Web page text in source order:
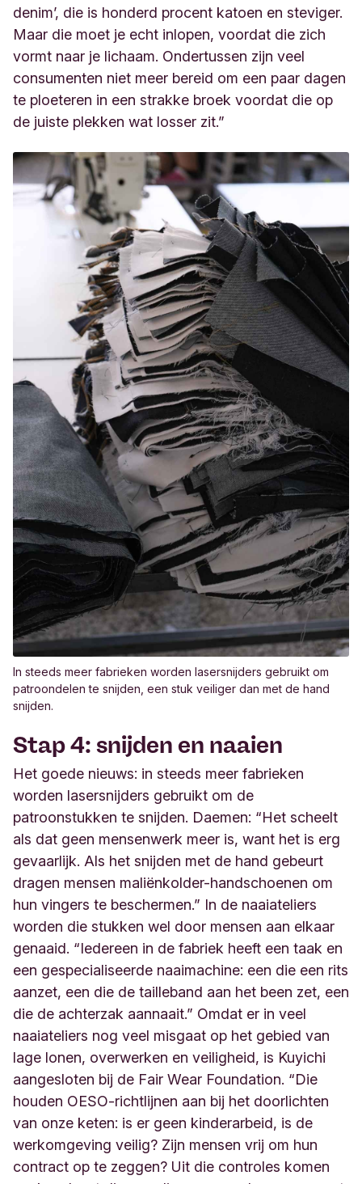
denim’, die is honderd procent katoen en steviger.
Maar die moet je echt inlopen, voordat die zich
vormt naar je lichaam. Ondertussen zijn veel
consumenten niet meer bereid om een paar dagen
te ploeteren in een strakke broek voordat die op
de juiste plekken wat losser zit.”
In steeds meer fabrieken worden lasersnijders gebruikt om
patroondelen te snijden, een stuk veiliger dan met de hand
snijden.
Stap 4: snijden en naaien
Het goede nieuws: in steeds meer fabrieken
worden lasersnijders gebruikt om de
patroonstukken te snijden. Daemen: “Het scheelt
als dat geen mensenwerk meer is, want het is erg
gevaarlijk. Als het snijden met de hand gebeurt
dragen mensen maliënkolder-handschoenen om
hun vingers te beschermen.” In de naaiateliers
worden die stukken wel door mensen aan elkaar
genaaid. “Iedereen in de fabriek heeft een taak en
een gespecialiseerde naaimachine: een die een rits
aanzet, een die de tailleband aan het been zet, een
die de achterzak aannaait.” Omdat er in veel
naaiateliers nog veel misgaat op het gebied van
lage lonen, overwerken en veiligheid, is Kuyichi
aangesloten bij de Fair Wear Foundation. “Die
houden OESO-richtlijnen aan bij het doorlichten
van onze keten: is er geen kinderarbeid, is de
werkomgeving veilig? Zijn mensen vrij om hun
contract op te zeggen? Uit die controles komen